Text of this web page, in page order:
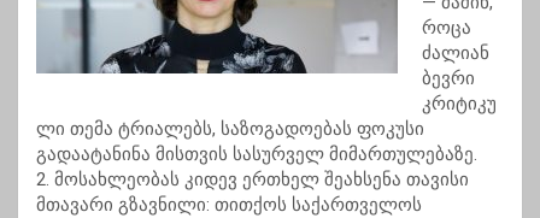
როცა
ძალიან
ბევრი
კრიტიკუ
ლი თემა ტრიალებს, საზოგადოებას ფოკუსი
გადაატანინა მისთვის სასურველ მიმართულებაზე.
2. მოსახლეობას კიდევ ერთხელ შეახსენა თავისი
მთავარი გზავნილი: თითქოს საქართველოს